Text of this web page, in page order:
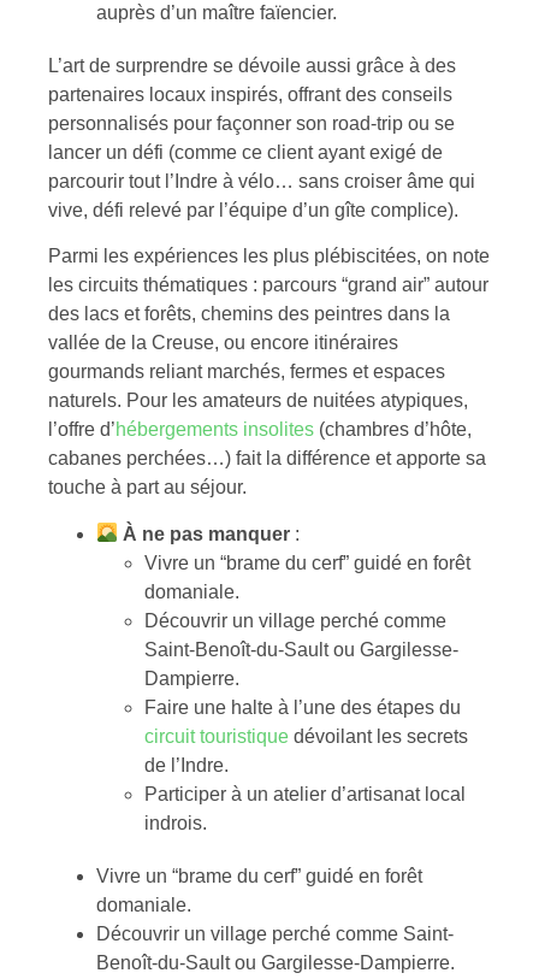
auprès d’un maître faïencier.
L’art de surprendre se dévoile aussi grâce à des
partenaires locaux inspirés, offrant des conseils
personnalisés pour façonner son road-trip ou se
lancer un défi (comme ce client ayant exigé de
parcourir tout l’Indre à vélo… sans croiser âme qui
vive, défi relevé par l’équipe d’un gîte complice).
Parmi les expériences les plus plébiscitées, on note
les circuits thématiques : parcours “grand air” autour
des lacs et forêts, chemins des peintres dans la
vallée de la Creuse, ou encore itinéraires
gourmands reliant marchés, fermes et espaces
naturels. Pour les amateurs de nuitées atypiques,
l’offre d’hébergements insolites (chambres d’hôte,
cabanes perchées…) fait la différence et apporte sa
touche à part au séjour.
À ne pas manquer :
Vivre un “brame du cerf” guidé en forêt
domaniale.
Découvrir un village perché comme
Saint-Benoît-du-Sault ou Gargilesse-
Dampierre.
Faire une halte à l’une des étapes du
circuit touristique dévoilant les secrets
de l’Indre.
Participer à un atelier d’artisanat local
indrois.
Vivre un “brame du cerf” guidé en forêt
domaniale.
Découvrir un village perché comme Saint-
Benoît-du-Sault ou Gargilesse-Dampierre.